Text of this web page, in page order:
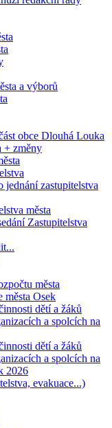
a výborů
obce Dlouhá Louka
+ změny
jednání zastupitelstva
města
Zastupitelstva
města
města Osek
dětí a žáků
a spolcích na
dětí a žáků
a spolcích na
2026
evakuace...)